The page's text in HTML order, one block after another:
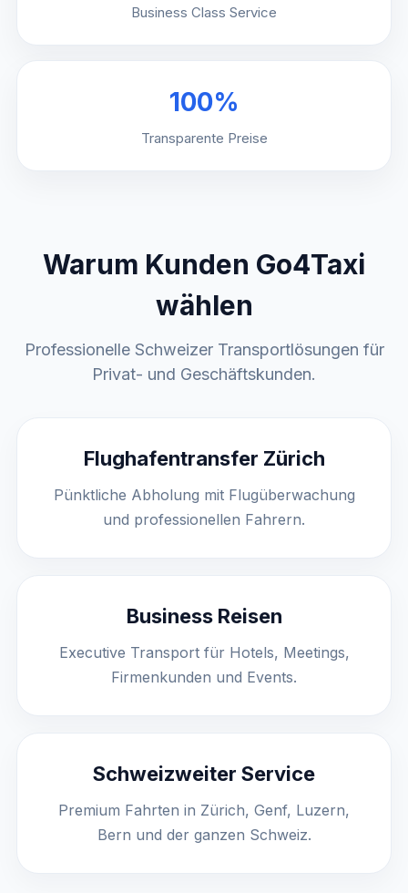
Business Class Service
100%
Transparente Preise
Warum Kunden Go4Taxi
wählen
Professionelle Schweizer Transportlösungen für
Privat- und Geschäftskunden.
Flughafentransfer Zürich
Pünktliche Abholung mit Flugüberwachung
und professionellen Fahrern.
Business Reisen
Executive Transport für Hotels, Meetings,
Firmenkunden und Events.
Schweizweiter Service
Premium Fahrten in Zürich, Genf, Luzern,
Bern und der ganzen Schweiz.